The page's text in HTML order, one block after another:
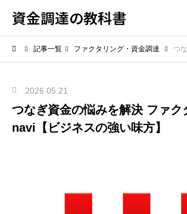
資金調達の教科書
記事一覧 ファクタリング・資金調達 つなぎ資金
2026.05.21
つなぎ資金の悩みを解決 ファク
navi【ビジネスの強い味方】